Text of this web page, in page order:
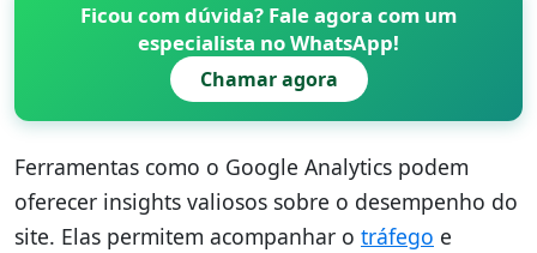
Ficou com dúvida? Fale agora com um
especialista no WhatsApp!
Chamar agora
Ferramentas como o Google Analytics podem
oferecer insights valiosos sobre o desempenho do
site. Elas permitem acompanhar o tráfego e